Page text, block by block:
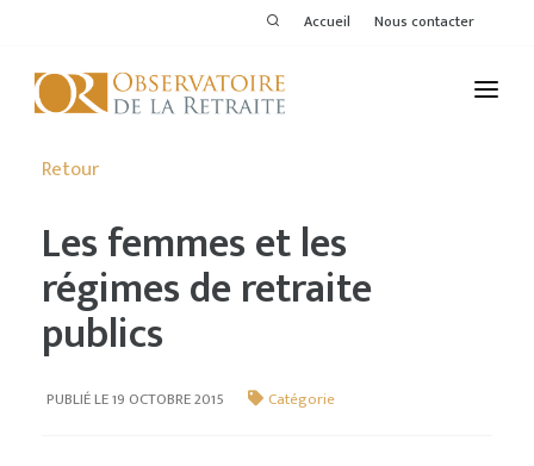
Accueil Nous contacter
ACTIVITÉS
THÉMATIQUES
Retour
Les femmes et les
régimes de retraite
publics
PUBLIÉ LE 19 OCTOBRE 2015 Catégorie